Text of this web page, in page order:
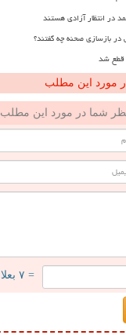
در بازسازی صحنه چه گفتند؟
مورد این مطلب
شما در مورد این مطلب
= ۷ بعلاوه ۲